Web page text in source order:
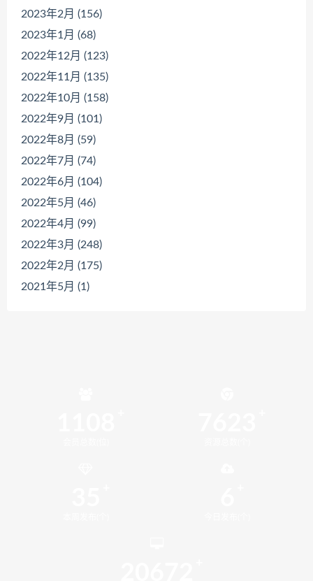
2023年2月 (156)
2023年1月 (68)
2022年12月 (123)
2022年11月 (135)
2022年10月 (158)
2022年9月 (101)
2022年8月 (59)
2022年7月 (74)
2022年6月 (104)
2022年5月 (46)
2022年4月 (99)
2022年3月 (248)
2022年2月 (175)
2021年5月 (1)